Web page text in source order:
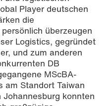
Player deutschen
die
überzeugen
Logistics, gegründet
und zum anderen
DB
MScBA-
am Standort Taiwan
konnten